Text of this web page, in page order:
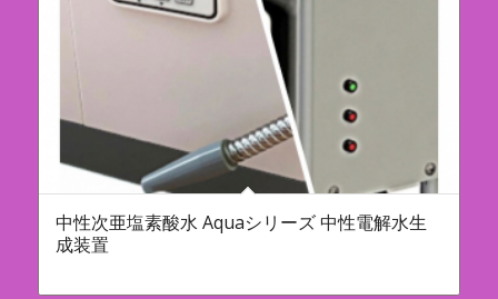
中性次亜塩素酸水 Aquaシリーズ 中性電解水生
成装置